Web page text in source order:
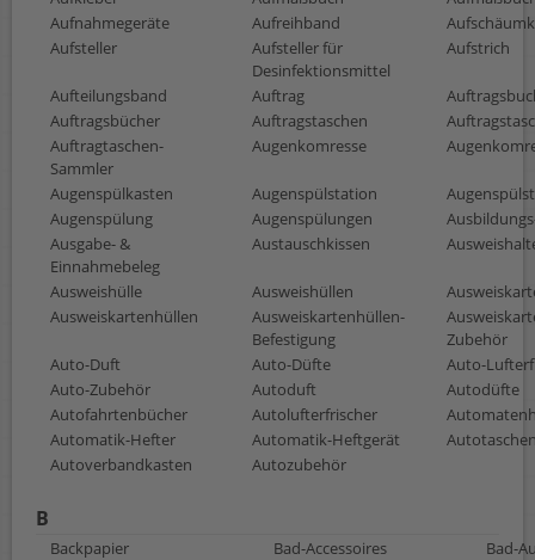
Aufnahmegeräte
Aufreihband
Aufsteller
Aufsteller für
Desinfektionsmittel
Aufstrich
Aufteilungsband Auftrag
Auftragsbücher
Auftragstaschen
Auftragtaschen-
Sammler
Augenkomresse
Augenspülkasten Augenspülstation
Augenspülung
Augenspülungen
Ausgabe- &
Einnahmebeleg
Austauschkissen
Ausweishülle Ausweishüllen
Ausweiskartenhüllen
Ausweiskartenhüllen-
Befestigung
Zubehör
Auto-Duft
Auto-Düfte
Auto-
Auto-Zubehör
Autoduft
Autodüfte
Autofahrtenbücher
Autolufterfrischer
Automatik-Hefter
Automatik-Heftgerät
Autoverbandkasten
Autozubehör
B
Backpapier Bad-Accessoires
Bad-